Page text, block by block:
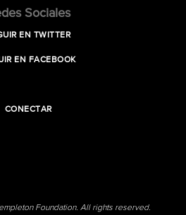
Sociales
EN TWITTER
EN FACEBOOK
CONECTAR
Foundation. All rights reserved.